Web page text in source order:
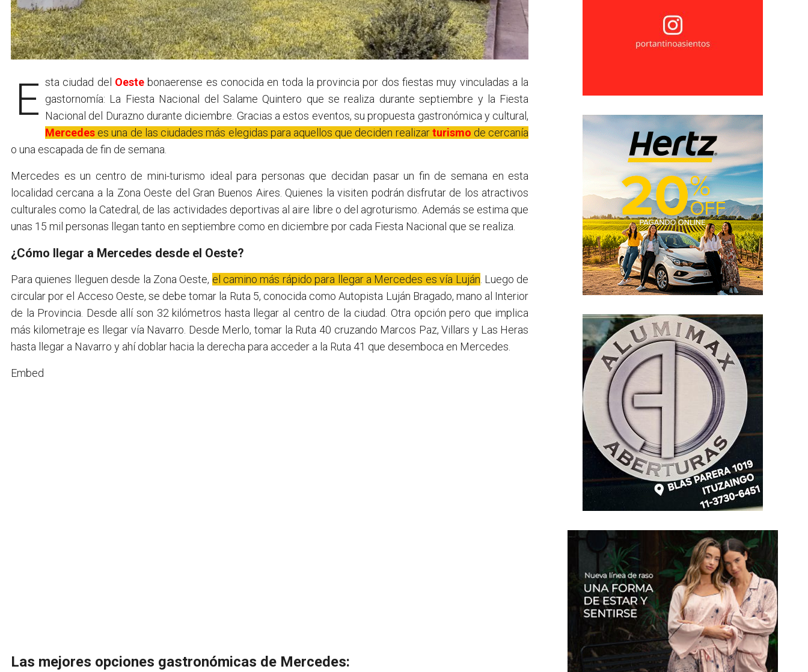
Esta ciudad del Oestebonaerense es conocida en toda la provincia por dos fiestas muy vinculadas a la
gastornomía: La Fiesta Nacional del Salame Quintero que se realiza durante septiembre y la Fiesta
Nacional del Durazno durante diciembre. Gracias a estos eventos, su propuesta gastronómica y cultural,
Mercedes es una de las ciudades más elegidas para aquellos que deciden realizarturismo de cercanía
o una escapada de fin de semana.
Mercedes es un centro de mini-turismo ideal para personas que decidan pasar un fin de semana en esta
localidad cercana a la Zona Oeste del Gran Buenos Aires. Quienes la visiten podrán disfrutar de los atractivos
culturales como la Catedral, de las actividades deportivas al aire libre o del agroturismo. Además se estima que
unas 15 mil personas llegan tanto en septiembre como en diciembre por cada Fiesta Nacional que se realiza.
¿Cómo llegar a Mercedes desde el Oeste?
Para quienes lleguen desde la Zona Oeste, el camino más rápido para llegar a Mercedes es vía Luján . Luego de
circular por el Acceso Oeste, se debe tomar la Ruta 5, conocida como Autopista Luján Bragado, mano al Interior
de la Provincia. Desde allí son 32 kilómetros hasta llegar al centro de la ciudad. Otra opción pero que implica
más kilometraje es llegar vía Navarro. Desde Merlo, tomar la Ruta 40 cruzando Marcos Paz, Villars y Las Heras
hasta llegar a Navarro y ahí doblar hacia la derecha para acceder a la Ruta 41 que desemboca en Mercedes.
Embed
Las mejores opciones gastronómicas de Mercedes: